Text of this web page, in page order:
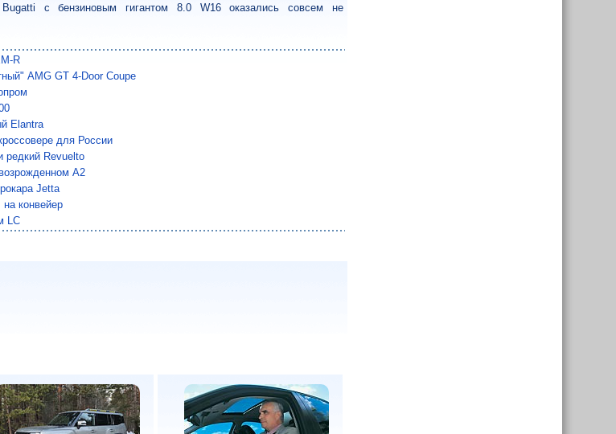
с бензиновым гигантом 8.0 W16 оказались совсем не
R
AMG GT 4-Door Coupe
Elantra
для России
редкий Revuelto
A2
Jetta
конвейер
LC